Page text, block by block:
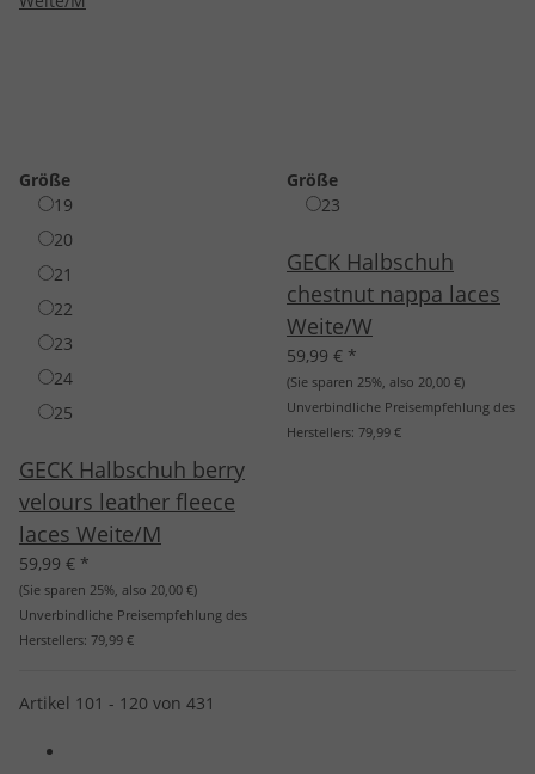
Größe
19
20
21
22
23
24
25
GECK Halbschuh berry
velours leather fleece
laces Weite/M
59,99 € *
(Sie sparen 25%, also 20,00 €)
Unverbindliche Preisempfehlung des
Herstellers: 79,99 €
Größe
23
GECK Halbschuh
chestnut nappa laces
Weite/W
59,99 € *
(Sie sparen 25%, also 20,00 €)
Unverbindliche Preisempfehlung des
Herstellers: 79,99 €
Artikel 101 - 120 von 431